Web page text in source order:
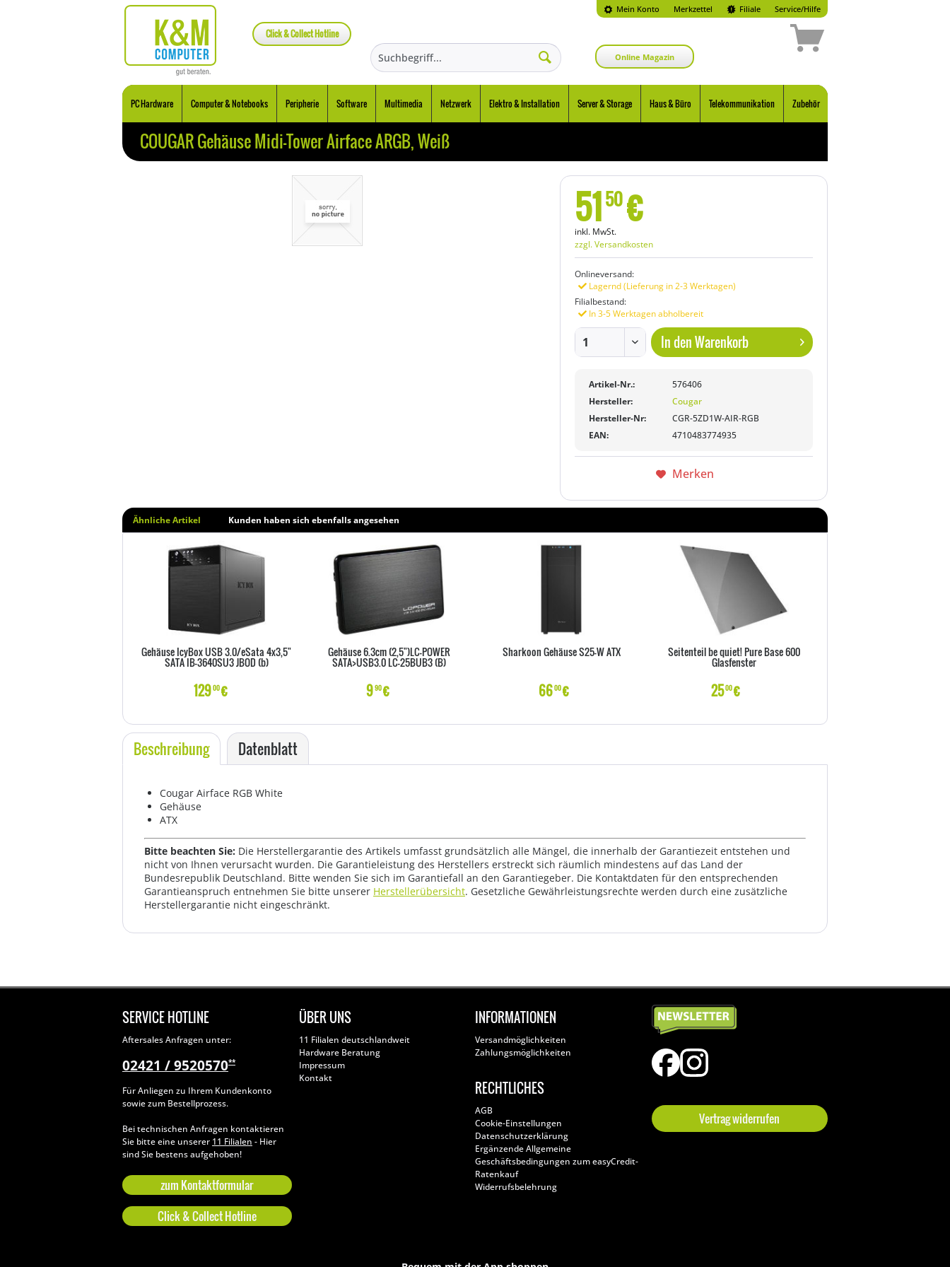
Mein Konto Merkzettel
Click & Collect Hotline
Filiale Service/Hilfe
Online Magazin
PC Hardware Computer & Notebooks Peripherie Software Multimedia Netzwerk Elektro & Installation Server & Storage Haus & Büro Telekommunikation Zubehör
COUGAR Gehäuse Midi-Tower Airface ARGB, Weiß
5150€
inkl. MwSt.
zzgl. Versandkosten
Onlineversand:
Lagernd (Lieferung in 2-3 Werktagen)
Filialbestand:
In 3-5 Werktagen abholbereit
In denWarenkorb
Artikel-Nr.:
576406
Hersteller:
Cougar
Hersteller-Nr:
CGR-5ZD1W-AIR-RGB
EAN:
4710483774935
Merken
Ähnliche Artikel Kunden haben sich ebenfalls angesehen
Gehäuse IcyBox USB 3.0/eSata 4x3,5"
SATA IB-3640SU3 JBOD (b)
12900€
Gehäuse 6.3cm (2,5")LC-POWER
SATA>USB3.0 LC-25BUB3 (B)
990€
Sharkoon Gehäuse S25-W ATX
6600€
Seitenteil be quiet! Pure Base 600
Glasfenster
2500€
Beschreibung Datenblatt
Cougar Airface RGB White
Gehäuse
ATX
Bitte beachten Sie: Die Herstellergarantie des Artikels umfasst grundsätzlich alle Mängel, die innerhalb der Garantiezeit entstehen und
nicht von Ihnen verursacht wurden. Die Garantieleistung des Herstellers erstreckt sich räumlich mindestens auf das Land der
Bundesrepublik Deutschland. Bitte wenden Sie sich im Garantiefall an den Garantiegeber. Die Kontaktdaten für den entsprechenden
Garantieanspruch entnehmen Sie bitte unserer Herstellerübersicht. Gesetzliche Gewährleistungsrechte werden durch eine zusätzliche
Herstellergarantie nicht eingeschränkt.
SERVICE HOTLINE
Aftersales Anfragen unter:
02421 / 9520570**
Für Anliegen zu Ihrem Kundenkonto
sowie zum Bestellprozess.
Bei technischen Anfragen kontaktieren
Sie bitte eine unserer 11 Filialen - Hier
sind Sie bestens aufgehoben!
zum Kontaktformular
Click & Collect Hotline
ÜBER UNS
11 Filialen deutschlandweit
Hardware Beratung
Impressum
Kontakt
INFORMATIONEN
Versandmöglichkeiten
Zahlungsmöglichkeiten
RECHTLICHES
AGB
Cookie-Einstellungen
Datenschutzerklärung
Ergänzende Allgemeine
Geschäftsbedingungen zum easyCredit-
Ratenkauf
Widerrufsbelehrung
Vertrag widerrufen